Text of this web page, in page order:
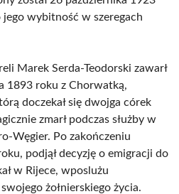
wybitność w szeregach
Marek Serda-Teodorski zawarł
1893 roku z Chorwatką,
doczekał się dwojga córek
zmarł podczas służby w
Węgier. Po zakończeniu
podjął decyzję o emigracji do
w Rijece, wposlużu
żołnierskiego życia.